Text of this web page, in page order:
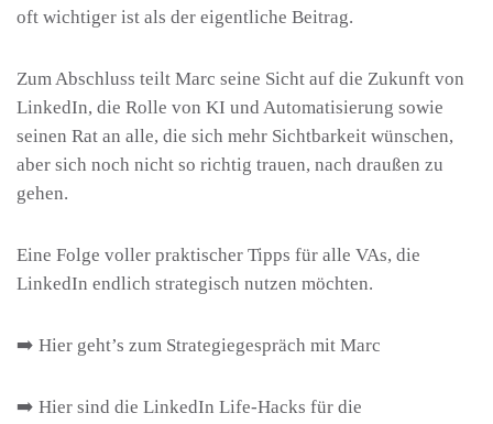
oft wichtiger ist als der eigentliche Beitrag.
Zum Abschluss teilt Marc seine Sicht auf die Zukunft von
LinkedIn, die Rolle von KI und Automatisierung sowie
seinen Rat an alle, die sich mehr Sichtbarkeit wünschen,
aber sich noch nicht so richtig trauen, nach draußen zu
gehen.
Eine Folge voller praktischer Tipps für alle VAs, die
LinkedIn endlich strategisch nutzen möchten.
➡️ Hier geht’s zum Strategiegespräch mit Marc
➡️ Hier sind die LinkedIn Life-Hacks für die